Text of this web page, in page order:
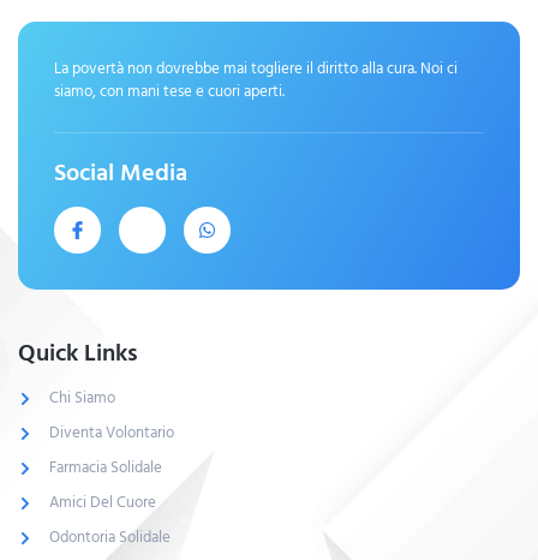
La povertà non dovrebbe mai togliere il diritto alla cura. Noi ci
siamo, con mani tese e cuori aperti.
Social Media
Quick Links
Chi Siamo
Diventa Volontario
Farmacia Solidale
Amici Del Cuore
Odontoria Solidale